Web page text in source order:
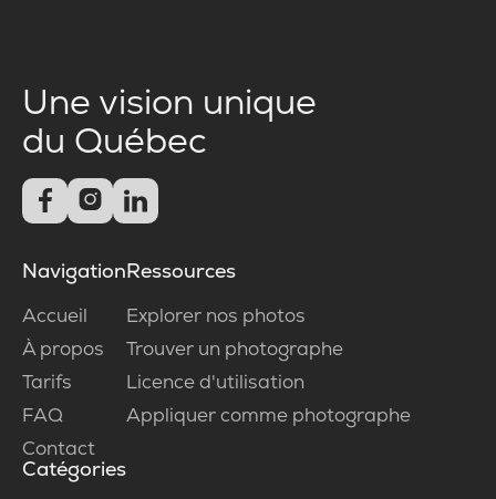
Une vision unique
du Québec
  
Navigation
Accueil
À propos
Tarifs
FAQ
Contact
Ressources
Explorer nos photos
Trouver un photographe
Licence d'utilisation
Appliquer comme photographe
Catégories